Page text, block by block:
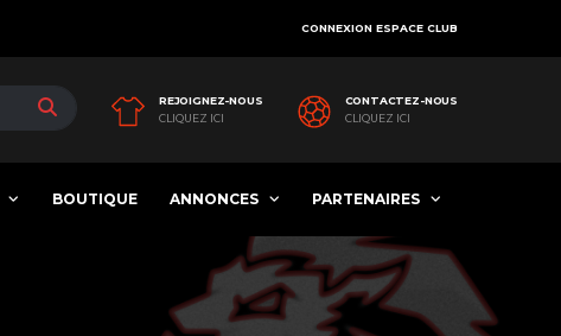
CONNEXION ESPACE CLUB
REJOIGNEZ-NOUS
CLIQUEZ ICI
CONTACTEZ-NOUS
CLIQUEZ ICI
BOUTIQUE ANNONCES PARTENAIRES